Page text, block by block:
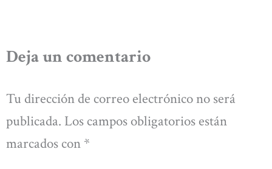
Deja un comentario
Tu dirección de correo electrónico no será
publicada. Los campos obligatorios están
marcados con *